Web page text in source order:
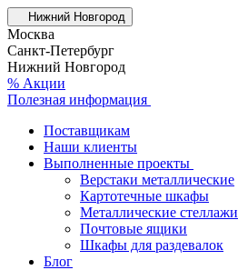
Нижний Новгород
Москва
Санкт-Петербург
Нижний Новгород
% Акции
Полезная информация
Поставщикам
Наши клиенты
Выполненные проекты
Верстаки металлические
Картотечные шкафы
Металлические стеллажи
Почтовые ящики
Шкафы для раздевалок
Блог